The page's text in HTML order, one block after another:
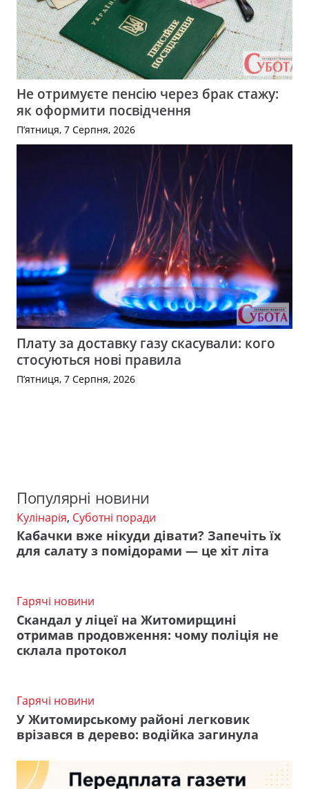
Не отримуєте пенсію через брак стажу:
як оформити посвідчення
П’ятниця, 7 Серпня, 2026
Плату за доставку газу скасували: кого
стосуються нові правила
П’ятниця, 7 Серпня, 2026
Популярні новини
Кулінарія, Суботні поради
Кабачки вже нікуди дівати? Запечіть їх
для салату з помідорами — це хіт літа
Гарячі новини
Скандал у ліцеї на Житомирщині
отримав продовження: чому поліція не
склала протокол
Гарячі новини
У Житомирському районі легковик
врізався в дерево: водійка загинула